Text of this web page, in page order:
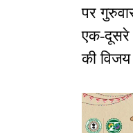
पर
एक-दूसरे
की विजय